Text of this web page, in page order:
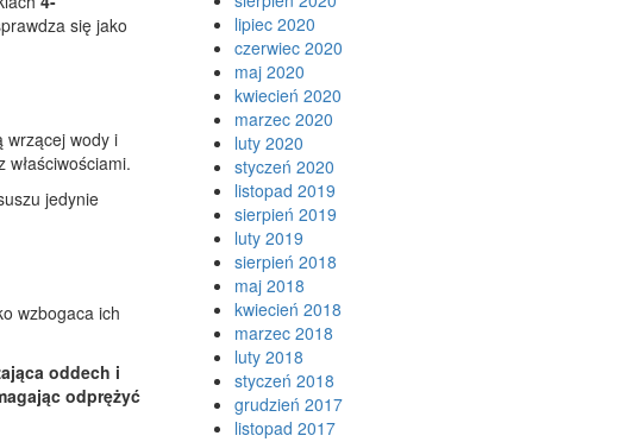
się jako
wrzącej wody i
jedynie
wzbogaca ich
oddech i
odprężyć
lipiec 2020
czerwiec 2020
maj 2020
kwiecień 2020
marzec 2020
luty 2020
styczeń 2020
listopad 2019
sierpień 2019
luty 2019
sierpień 2018
maj 2018
kwiecień 2018
marzec 2018
luty 2018
styczeń 2018
grudzień 2017
listopad 2017